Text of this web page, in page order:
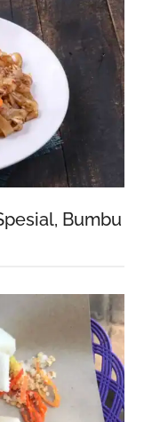
Bumbu